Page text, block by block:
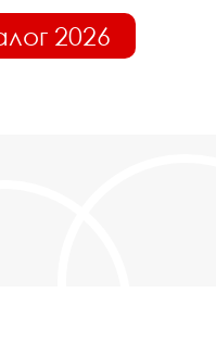
2026